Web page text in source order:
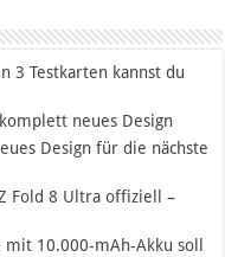
3 Testkarten kannst du
neues Design
Design für die nächste
Fold 8 Ultra offiziell –
10.000-mAh-Akku soll